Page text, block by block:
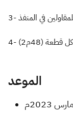
الموعد